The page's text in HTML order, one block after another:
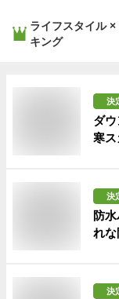
ライフスタイル
キング
決
ダ
寒ス
決
防
れな
決